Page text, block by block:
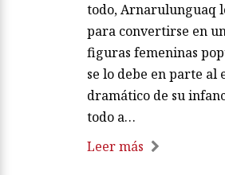
todo, Arnarulunguaq
para convertirse en
figuras femeninas
se lo debe en parte al
dramático de su
todo a…
Leer más